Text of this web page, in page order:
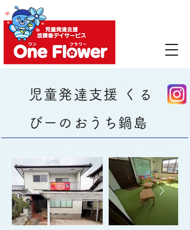
児童発達支援 くる
びーのおうち鍋島